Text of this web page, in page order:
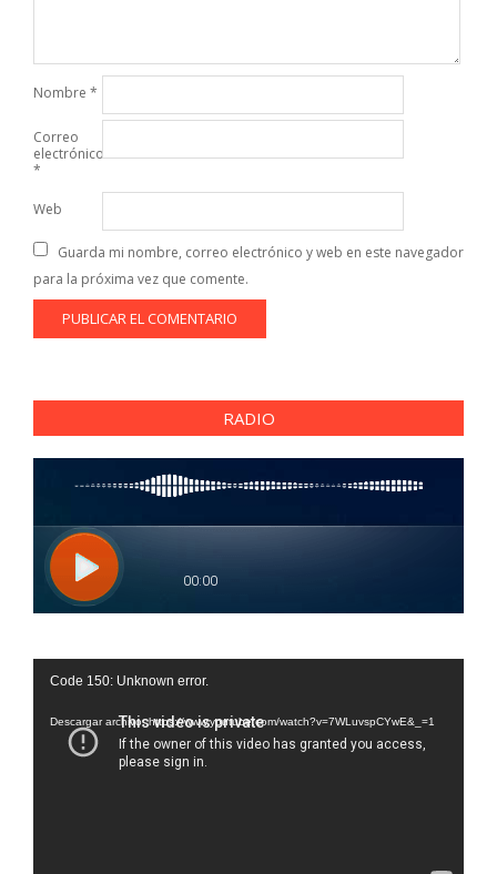
Nombre *
Correo
electrónico
*
Web
Guarda mi nombre, correo electrónico y web en este navegador
para la próxima vez que comente.
RADIO
Reproductor
vídeo
Code 150: Unknown error.
Descargar archivo: https://www.youtube.com/watch?v=7WLuvspCYwE&_=1